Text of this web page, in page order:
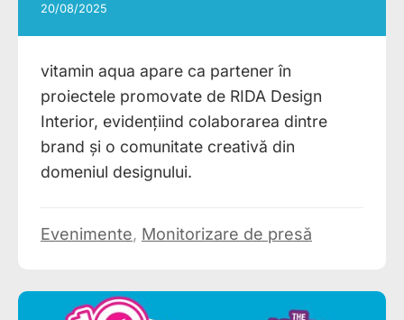
20/08/2025
vitamin aqua apare ca partener în
proiectele promovate de RIDA Design
Interior, evidențiind colaborarea dintre
brand și o comunitate creativă din
domeniul designului.
Evenimente, Monitorizare de presă